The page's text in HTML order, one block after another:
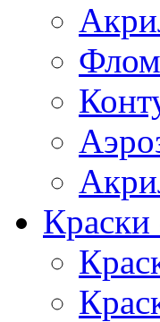
Краски